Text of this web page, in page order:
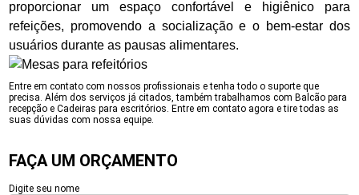
proporcionar um espaço confortável e higiênico para
refeições, promovendo a socialização e o bem-estar dos
usuários durante as pausas alimentares.
Entre em contato com nossos profissionais e tenha todo o suporte que
precisa. Além dos serviços já citados, também trabalhamos com Balcão para
recepção e Cadeiras para escritórios. Entre em contato agora e tire todas as
suas dúvidas com nossa equipe.
FAÇA UM ORÇAMENTO
Digite seu nome